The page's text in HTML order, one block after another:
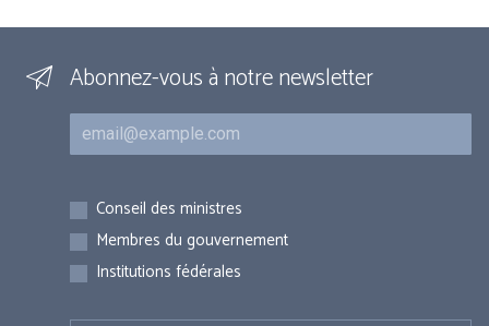
Abonnez-vous à notre newsletter
Courriel
Inscriptions
Conseil des ministres
Membres du gouvernement
Institutions fédérales